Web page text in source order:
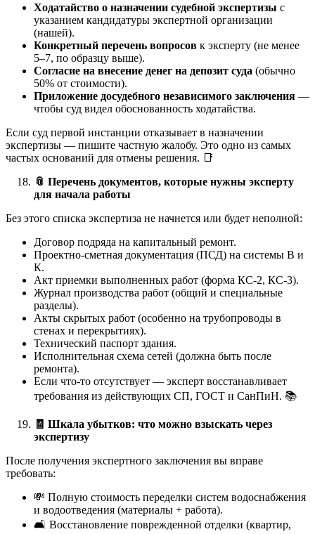
Ходатайство о назначении судебной экспертизы с
указанием кандидатуры экспертной организации
(нашей).
Конкретный перечень вопросов к эксперту (не менее
5–7, по образцу выше).
Согласие на внесение денег на депозит суда (обычно
50% от стоимости).
Приложение досудебного независимого заключения —
чтобы суд видел обоснованность ходатайства.
Если суд первой инстанции отказывает в назначении
экспертизы — пишите частную жалобу. Это одно из самых
частых оснований для отмены решения. 📑
📎 Перечень документов, которые нужны эксперту
для начала работы
Без этого списка экспертиза не начнется или будет неполной:
Договор подряда на капитальный ремонт.
Проектно-сметная документация (ПСД) на системы В и
К.
Акт приемки выполненных работ (форма КС-2, КС-3).
Журнал производства работ (общий и специальные
разделы).
Акты скрытых работ (особенно на трубопроводы в
стенах и перекрытиях).
Технический паспорт здания.
Исполнительная схема сетей (должна быть после
ремонта).
Если что-то отсутствует — эксперт восстанавливает
требования из действующих СП, ГОСТ и СанПиН. 📚
🧾 Шкала убытков: что можно взыскать через
экспертизу
После получения экспертного заключения вы вправе
требовать:
💸 Полную стоимость переделки систем водоснабжения
и водоотведения (материалы + работа).
🛋️ Восстановление поврежденной отделки (квартир,